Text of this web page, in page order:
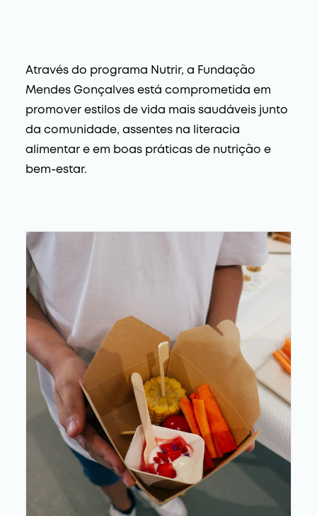
Através do programa Nutrir, a Fundação
Mendes Gonçalves está comprometida em
promover estilos de vida mais saudáveis junto
da comunidade, assentes na literacia
alimentar e em boas práticas de nutrição e
bem-estar.